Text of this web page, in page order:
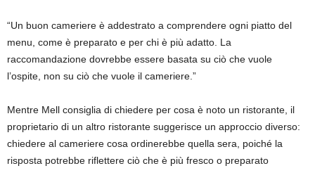
“Un buon cameriere è addestrato a comprendere ogni piatto del
menu, come è preparato e per chi è più adatto. La
raccomandazione dovrebbe essere basata su ciò che vuole
l’ospite, non su ciò che vuole il cameriere.”
Mentre Mell consiglia di chiedere per cosa è noto un ristorante, il
proprietario di un altro ristorante suggerisce un approccio diverso:
chiedere al cameriere cosa ordinerebbe quella sera, poiché la
risposta potrebbe riflettere ciò che è più fresco o preparato